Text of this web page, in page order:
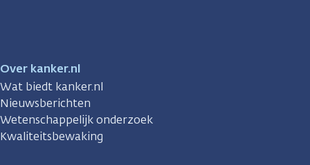
Over kanker.nl
Wat biedt kanker.nl
Nieuwsberichten
Wetenschappelijk onderzoek
Kwaliteitsbewaking